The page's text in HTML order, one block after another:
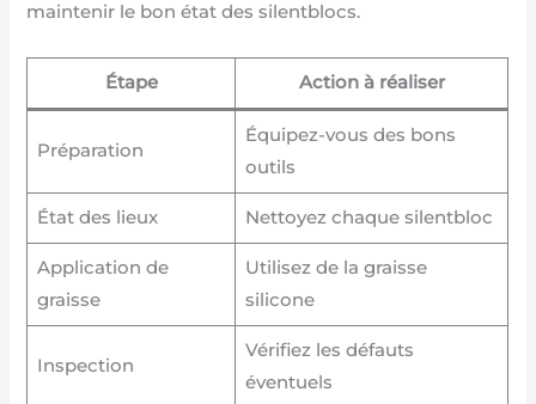
maintenir le bon état des silentblocs.
Étape Action à réaliser
Préparation
Équipez-vous des bons
outils
État des lieux Nettoyez chaque silentbloc
Application de
graisse
Utilisez de la graisse
silicone
Inspection
Vérifiez les défauts
éventuels